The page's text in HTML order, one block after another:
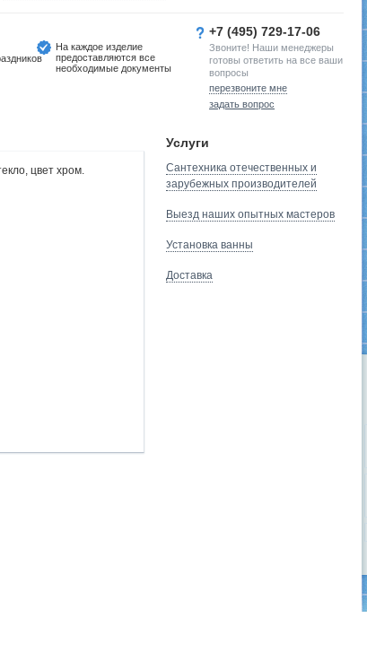
На каждое изделие
предоставляются все
необходимые документы
+7 (495) 729-17-06
Звоните! Наши менеджеры
готовы ответить на все ваши
вопросы
перезвоните мне
задать вопрос
цвет хром.
Услуги
Сантехника отечественных и
зарубежных производителей
Выезд наших опытных мастеров
Установка ванны
Доставка